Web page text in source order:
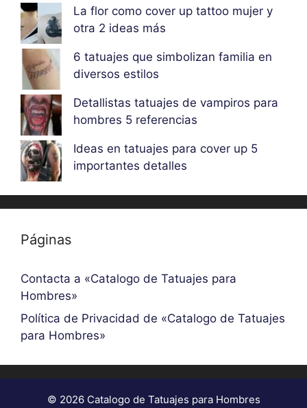
La flor como cover up tattoo mujer y
otra 2 ideas más
6 tatuajes que simbolizan familia en
diversos estilos
Detallistas tatuajes de vampiros para
hombres 5 referencias
Ideas en tatuajes para cover up 5
importantes detalles
Páginas
Contacta a «Catalogo de Tatuajes para
Hombres»
Política de Privacidad de «Catalogo de Tatuajes
para Hombres»
© 2026 Catalogo de Tatuajes para Hombres